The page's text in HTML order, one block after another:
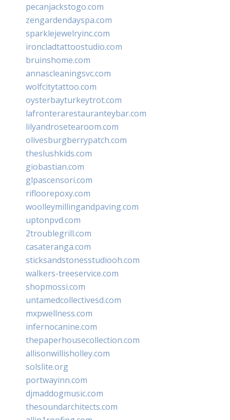
pecanjackstogo.com
zengardendayspa.com
sparklejewelryinc.com
ironcladtattoostudio.com
bruinshome.com
annascleaningsvc.com
wolfcitytattoo.com
oysterbayturkeytrot.com
lafronterarestauranteybar.com
lilyandrosetearoom.com
olivesburgberrypatch.com
theslushkids.com
giobastian.com
glpascensori.com
rifloorepoxy.com
woolleymillingandpaving.com
uptonpvd.com
2troublegrill.com
casateranga.com
sticksandstonesstudiooh.com
walkers-treeservice.com
shopmossi.com
untamedcollectivesd.com
mxpwellness.com
infernocanine.com
thepaperhousecollection.com
allisonwillisholley.com
solslite.org
portwayinn.com
djmaddogmusic.com
thesoundarchitects.com